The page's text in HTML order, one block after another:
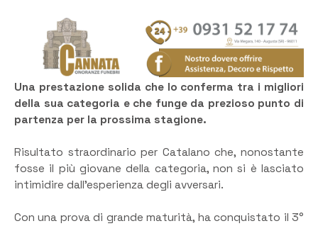
Una prestazione solida che lo conferma tra i migliori
della sua categoria e che funge da prezioso punto di
partenza per la prossima stagione.
​Risultato straordinario per Catalano che, nonostante
fosse il più giovane della categoria, non si è lasciato
intimidire dall’esperienza degli avversari.
Con una prova di grande maturità, ha conquistato il 3°